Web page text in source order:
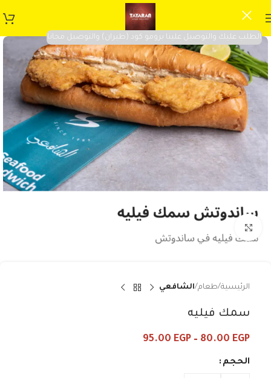
الطلب عليك والتوصيل علينا برومو كود (طيران) والتوصيل مجانا
الرئيسية طعام الشافعي
سمك فيليه
80.00 EGP
–
95.00 EGP
الحجم